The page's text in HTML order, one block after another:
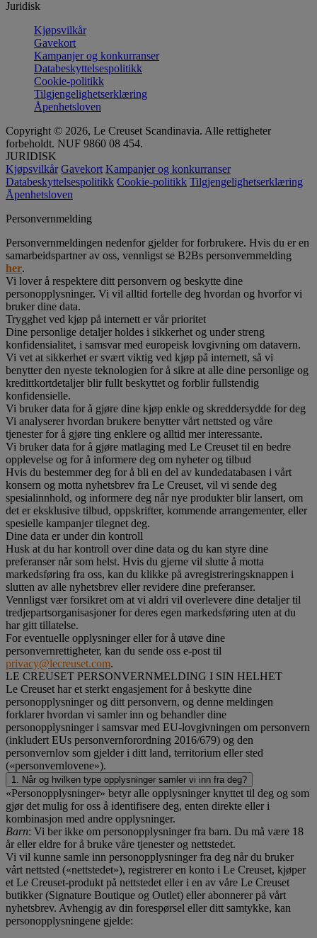
Juridisk
Kjøpsvilkår
Gavekort
Kampanjer og konkurranser
Databeskyttelsespolitikk
Cookie-politikk
Tilgjengelighetserklæring
Åpenhetsloven
Copyright © 2026, Le Creuset Scandinavia. Alle rettigheter
forbeholdt. NUF 9860 08 454.
JURIDISK
Kjøpsvilkår Gavekort Kampanjer og konkurranser
Databeskyttelsespolitikk Cookie-politikk Tilgjengelighetserklæring
Åpenhetsloven
Personvernmelding
Personvernmeldingen nedenfor gjelder for forbrukere. Hvis du er en
samarbeidspartner av oss, vennligst se B2Bs personvernmelding
her.
Vi lover å respektere ditt personvern og beskytte dine
personopplysninger. Vi vil alltid fortelle deg hvordan og hvorfor vi
bruker dine data.
Trygghet ved kjøp på internett er vår prioritet
Dine personlige detaljer holdes i sikkerhet og under streng
konfidensialitet, i samsvar med europeisk lovgivning om datavern.
Vi vet at sikkerhet er svært viktig ved kjøp på internett, så vi
benytter den nyeste teknologien for å sikre at alle dine personlige og
kredittkortdetaljer blir fullt beskyttet og forblir fullstendig
konfidensielle.
Vi bruker data for å gjøre dine kjøp enkle og skreddersydde for deg
Vi analyserer hvordan brukere benytter vårt nettsted og våre
tjenester for å gjøre ting enklere og alltid mer interessante.
Vi bruker data for å gjøre matlaging med Le Creuset til en bedre
opplevelse og for å informere deg om nyheter og tilbud
Hvis du bestemmer deg for å bli en del av kundedatabasen i vårt
konsern og motta nyhetsbrev fra Le Creuset, vil vi sende deg
spesialinnhold, og informere deg når nye produkter blir lansert, om
det er eksklusive tilbud, oppskrifter, kommende arrangementer, eller
spesielle kampanjer tilegnet deg.
Dine data er under din kontroll
Husk at du har kontroll over dine data og du kan styre dine
preferanser når som helst. Hvis du gjerne vil slutte å motta
markedsføring fra oss, kan du klikke på avregistreringsknappen i
slutten av alle nyhetsbrev eller revidere dine preferanser.
Vennligst vær forsikret om at vi aldri vil overlevere dine detaljer til
tredjepartsorganisasjoner for deres egen markedsføring uten at du
har gitt tillatelse.
For eventuelle opplysninger eller for å utøve dine
personvernrettigheter, kan du sende oss e-post til
privacy@lecreuset.com.
LE CREUSET PERSONVERNMELDING I SIN HELHET
Le Creuset har et sterkt engasjement for å beskytte dine
personopplysninger og ditt personvern, og denne meldingen
forklarer hvordan vi samler inn og behandler dine
personopplysninger i samsvar med EU-lovgivningen om personvern
(inkludert EUs personvernforordning 2016/679) og den
personvernlov som gjelder i ditt land, territorium eller sted
(«personvernlovene»).
1. Når og hvilken type opplysninger samler vi inn fra deg?
«Personopplysninger» betyr alle opplysninger knyttet til deg og som
gjør det mulig for oss å identifisere deg, enten direkte eller i
kombinasjon med andre opplysninger.
Barn: Vi ber ikke om personopplysninger fra barn. Du må være 18
år eller eldre for å bruke våre tjenester og nettstedet.
Vi vil kunne samle inn personopplysninger fra deg når du bruker
vårt nettsted («nettstedet»), registrerer en konto i Le Creuset, kjøper
et Le Creuset-produkt på nettstedet eller i en av våre Le Creuset
butikker (Signature Boutique og Outlet) eller abonnerer på vårt
nyhetsbrev. Avhengig av din forespørsel eller ditt samtykke, kan
personopplysningene gjelde: